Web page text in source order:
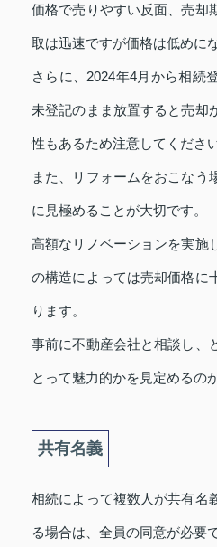
価格で売りやすい反面、売却
取は迅速ですが価格は低めに
さらに、2024年4月から相続
未登記のまま放置すると売却
性もあるため注意してください
また、リフォームをおこなう
に見極めることが大切です。
高額なリノベーションを実施
の構造によっては売却価格に
ります。
事前に不動産会社と相談し、
とって魅力的かを見定めるの
共有名義
相続によって複数人が共有名
る場合は、全員の同意が必要で